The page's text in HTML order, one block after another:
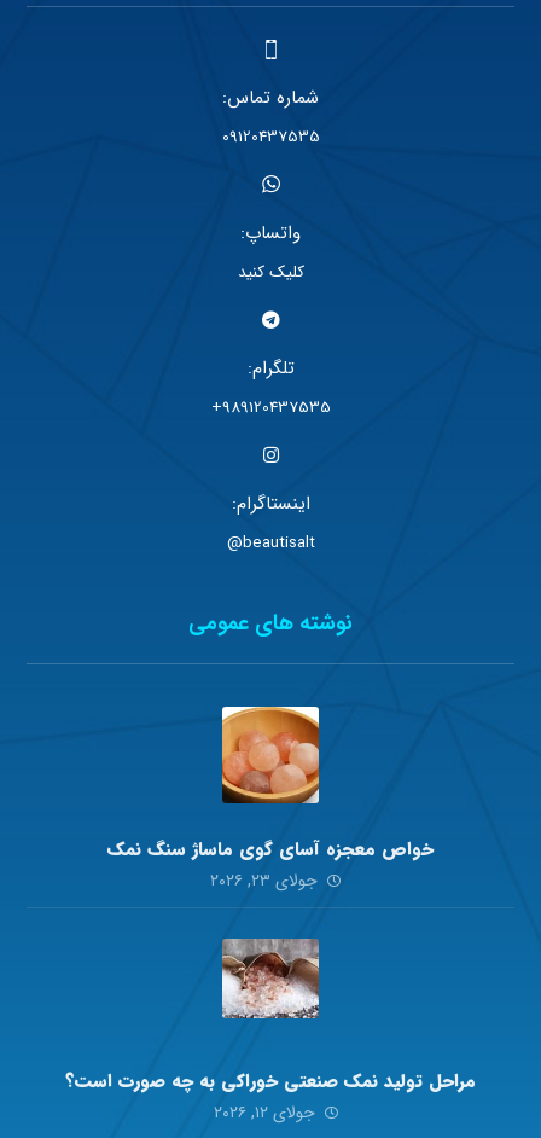
شماره تماس:
09120437535
واتساپ:
کلیک کنید
تلگرام:
989120437535+
اینستاگرام:
beautisalt@
نوشته های عمومی
خواص معجزه آسای گوی ماساژ سنگ نمک
جولای ۲۳, ۲۰۲۶
مراحل تولید نمک صنعتی خوراکی به چه صورت است؟
جولای ۱۲, ۲۰۲۶